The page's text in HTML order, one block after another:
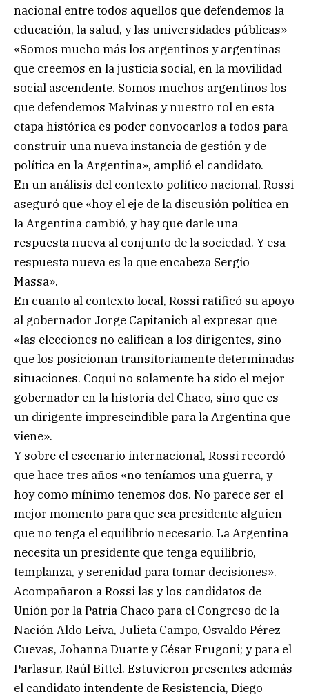
nacional entre todos aquellos que defendemos la
educación, la salud, y las universidades públicas»
«Somos mucho más los argentinos y argentinas
que creemos en la justicia social, en la movilidad
social ascendente. Somos muchos argentinos los
que defendemos Malvinas y nuestro rol en esta
etapa histórica es poder convocarlos a todos para
construir una nueva instancia de gestión y de
política en la Argentina», amplió el candidato.
En un análisis del contexto político nacional, Rossi
aseguró que «hoy el eje de la discusión política en
la Argentina cambió, y hay que darle una
respuesta nueva al conjunto de la sociedad. Y esa
respuesta nueva es la que encabeza Sergio
Massa».
En cuanto al contexto local, Rossi ratificó su apoyo
al gobernador Jorge Capitanich al expresar que
«las elecciones no califican a los dirigentes, sino
que los posicionan transitoriamente determinadas
situaciones. Coqui no solamente ha sido el mejor
gobernador en la historia del Chaco, sino que es
un dirigente imprescindible para la Argentina que
viene».
Y sobre el escenario internacional, Rossi recordó
que hace tres años «no teníamos una guerra, y
hoy como mínimo tenemos dos. No parece ser el
mejor momento para que sea presidente alguien
que no tenga el equilibrio necesario. La Argentina
necesita un presidente que tenga equilibrio,
templanza, y serenidad para tomar decisiones».
Acompañaron a Rossi las y los candidatos de
Unión por la Patria Chaco para el Congreso de la
Nación Aldo Leiva, Julieta Campo, Osvaldo Pérez
Cuevas, Johanna Duarte y César Frugoni; y para el
Parlasur, Raúl Bittel. Estuvieron presentes además
el candidato intendente de Resistencia, Diego